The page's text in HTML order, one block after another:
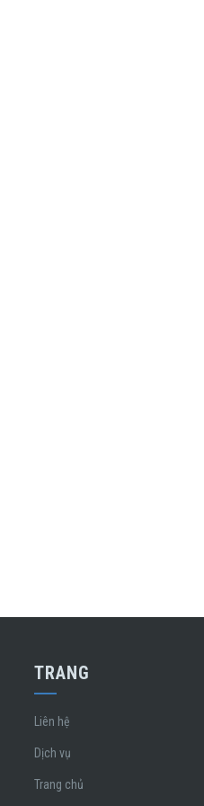
TRANG
Liên hệ
Dịch vụ
Trang chủ